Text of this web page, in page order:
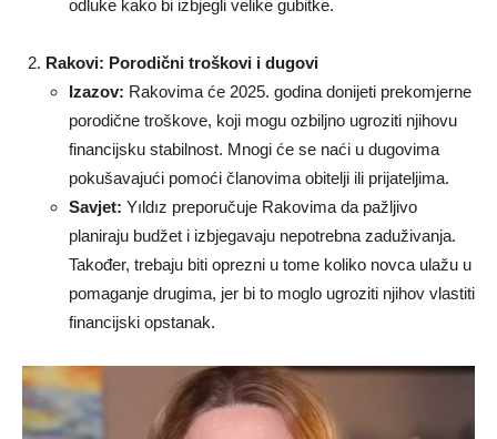
odluke kako bi izbjegli velike gubitke.
Rakovi: Porodični troškovi i dugovi
Izazov: Rakovima će 2025. godina donijeti prekomjerne
porodične troškove, koji mogu ozbiljno ugroziti njihovu
financijsku stabilnost. Mnogi će se naći u dugovima
pokušavajući pomoći članovima obitelji ili prijateljima.
Savjet: Yıldız preporučuje Rakovima da pažljivo
planiraju budžet i izbjegavaju nepotrebna zaduživanja.
Također, trebaju biti oprezni u tome koliko novca ulažu u
pomaganje drugima, jer bi to moglo ugroziti njihov vlastiti
financijski opstanak.